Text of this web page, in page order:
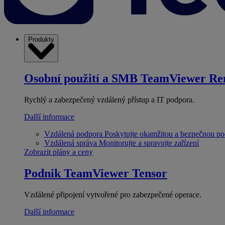
Produkty
Osobní použití a SMB TeamViewer
Rychlý a zabezpečený vzdálený přístup a IT podpora.
Další informace
Vzdálená podpora Poskytujte okamžitou a bezpečnou
Vzdálená správa Monitorujte a spravujte zařízení
Zobrazit plány a ceny
Podnik TeamViewer Tensor
Vzdálené připojení vytvořené pro zabezpečené operace.
Další informace